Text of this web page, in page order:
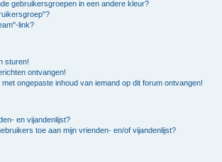
gebruikersgroepen in een andere kleur?
link?
sturen!
ontvangen!
ongepaste inhoud van iemand op dit forum ontvangen!
en vijandenlijst?
toe aan mijn vrienden- en/of vijandenlijst?